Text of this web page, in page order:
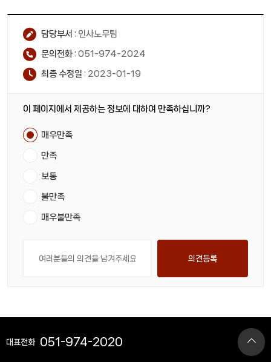
담당부서 : 인사노무팀
문의전화 : 051-974-2024
최종 수정일 : 2023-01-19
이 페이지에서 제공하는 정보에 대하여 만족하십니까?
매우만족
만족
보통
불만족
매우불만족
의견등록
대표전화 051-974-2020